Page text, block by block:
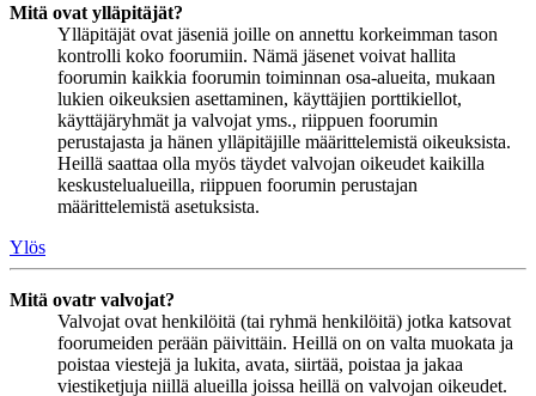
Mitä ovat ylläpitäjät?
Ylläpitäjät ovat jäseniä joille on annettu korkeimman tason
kontrolli koko foorumiin. Nämä jäsenet voivat hallita
foorumin kaikkia foorumin toiminnan osa-alueita, mukaan
lukien oikeuksien asettaminen, käyttäjien porttikiellot,
käyttäjäryhmät ja valvojat yms., riippuen foorumin
perustajasta ja hänen ylläpitäjille määrittelemistä oikeuksista.
Heillä saattaa olla myös täydet valvojan oikeudet kaikilla
keskustelualueilla, riippuen foorumin perustajan
määrittelemistä asetuksista.
Ylös
Mitä ovatr valvojat?
Valvojat ovat henkilöitä (tai ryhmä henkilöitä) jotka katsovat
foorumeiden perään päivittäin. Heillä on on valta muokata ja
poistaa viestejä ja lukita, avata, siirtää, poistaa ja jakaa
viestiketjuja niillä alueilla joissa heillä on valvojan oikeudet.